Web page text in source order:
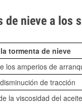
nieve a los
tormenta de nieve
los amperios de
de tracción
la viscosidad del aceite